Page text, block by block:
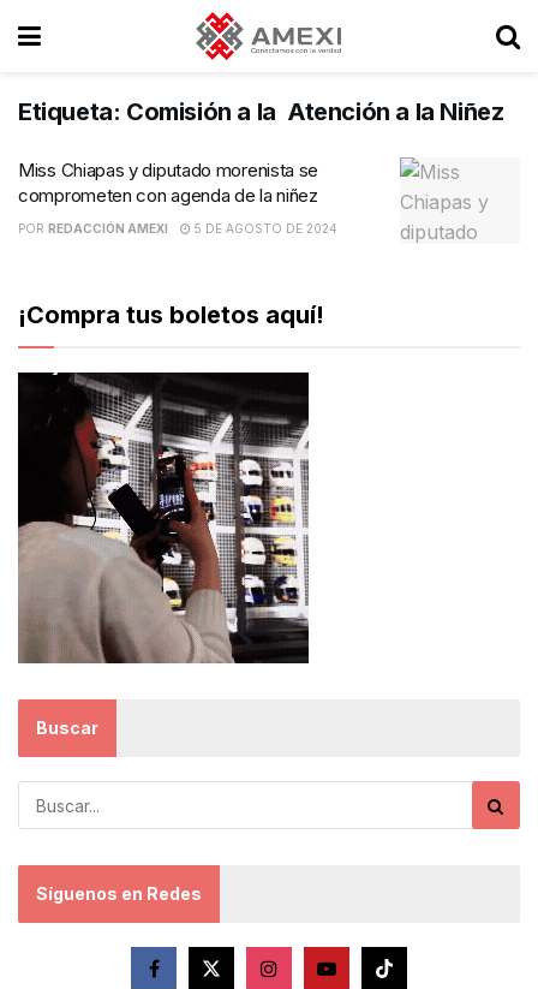
Etiqueta: Comisión a la Atención a la Niñez
Miss Chiapas y diputado morenista se
comprometen con agenda de la niñez
POR REDACCIÓN AMEXI 5 DE AGOSTO DE 2024
¡Compra tus boletos aquí!
Buscar
Síguenos en Redes